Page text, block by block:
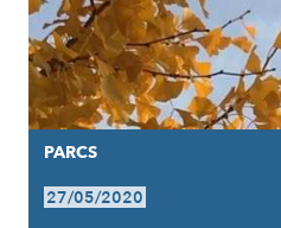
PARCS
27/05/2020